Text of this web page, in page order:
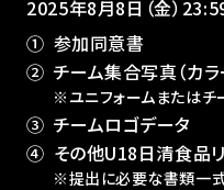
2025年8月8日（金）
① 参加同意書
② チーム集合写真（カ
※ユニフォームまたはチ
③ チームロゴデータ
④ その他U18日清食品
※提出に必要な書類一